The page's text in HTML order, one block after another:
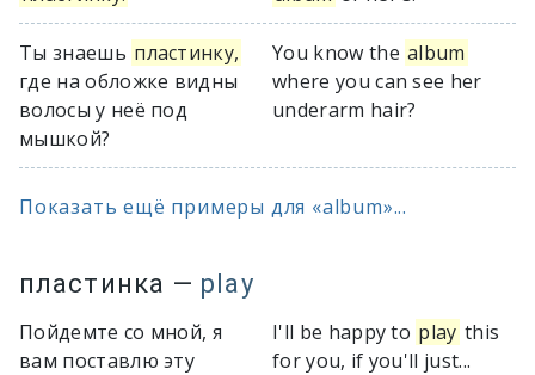
Ты знаешь пластинку,
где на обложке видны
волосы у неё под
мышкой?
You know the album
where you can see her
underarm hair?
Показать ещё примеры для «album»...
пластинка — play
Пойдемте со мной, я
вам поставлю эту
I'll be happy to play this
for you, if you'll just...